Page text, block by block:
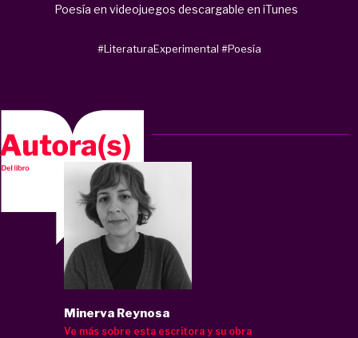
Poesía en videojuegos descargable en iTunes
#LiteraturaExperimental #Poesía
Minerva Reynosa
Ve más sobre esta escritora y su obra